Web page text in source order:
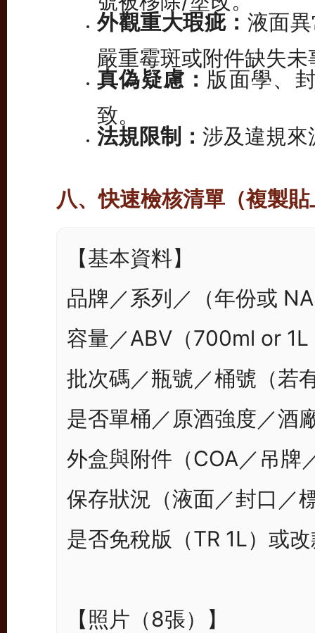
外觀重大瑕疵： 液面
嚴重霉斑或附件缺失未
真偽疑慮： 版面學、
致。
法規限制： 涉及違規來
八、快速檢核清單（複製
【基本資料】
品牌／系列／（年份或
容量／ABV（700ml or 1L
批次碼／瓶號／桶號（若
是否單桶／原酒強度／酒
外盒與附件（COA／吊牌
保存狀況（液面／封口／
是否免稅版（TR 1L）或
【照片（8張）】